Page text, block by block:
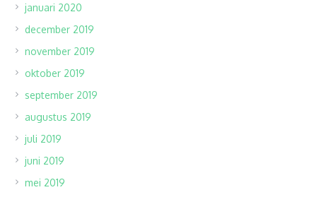
januari 2020
december 2019
november 2019
oktober 2019
september 2019
augustus 2019
juli 2019
juni 2019
mei 2019